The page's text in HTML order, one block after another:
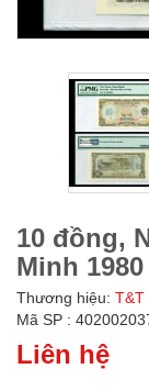
10 đồng,
Minh 1980
Thương hiệu: T&T
Mã SP :
Liên hệ